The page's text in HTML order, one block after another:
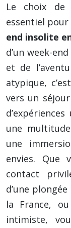
Le choix de
essentiel
end insolite
d’un week-
et de
atypique,
vers un
une
une
envies. Que
contact
d’une
la France,
intimiste,